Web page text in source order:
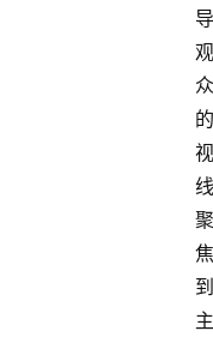
导
观
众
的
视
线
聚
焦
到
主